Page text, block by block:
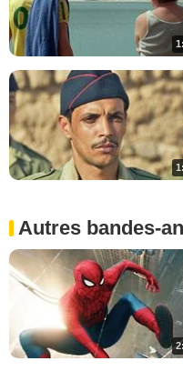
Autres bandes-